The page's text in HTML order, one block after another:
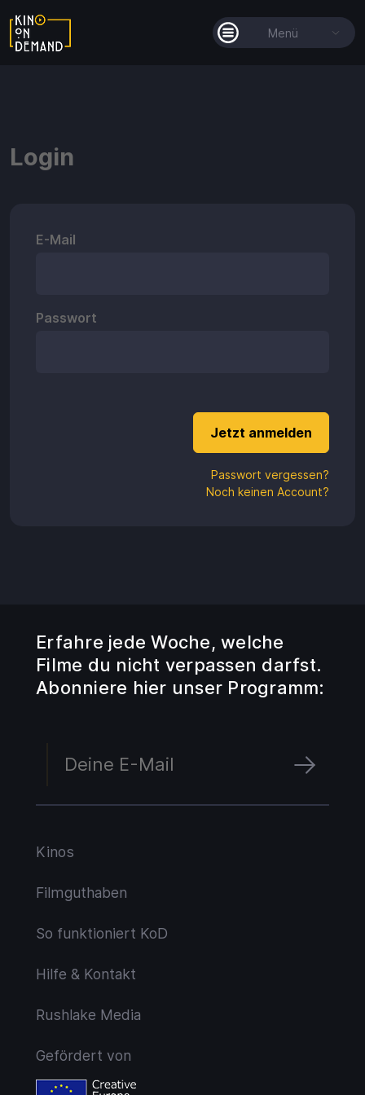
Menü
Einlösen
Login
E-Mail
Passwort
Passwort vergessen?
Noch keinen Account?
Erfahre jede Woche, welche
Filme du nicht verpassen darfst.
Abonniere hier unser Programm:
Kinos
Filmguthaben
So funktioniert KoD
Hilfe & Kontakt
Rushlake Media
Gefördert von